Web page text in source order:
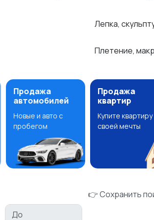
Лепка,
Плетение,
Продажа
автомобилей
Новые и авто с
пробегом
Продажа
квартир
Купите квартиру
своей мечты
👉 Сохранить